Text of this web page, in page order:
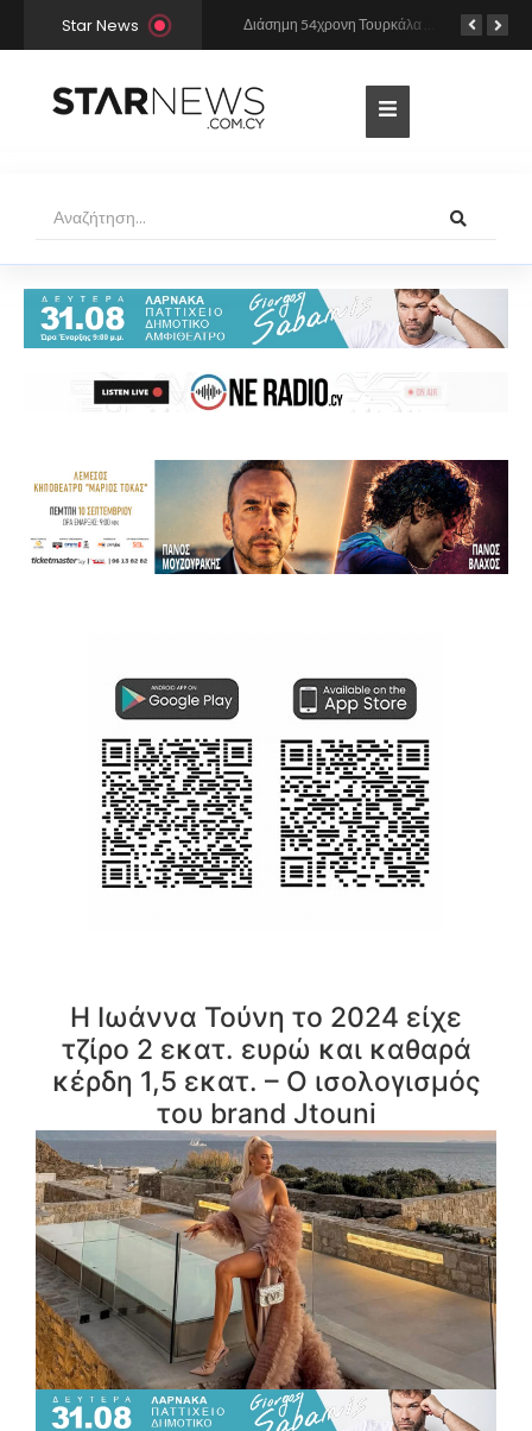
Star News Διάσημη 54χρονη Τουρκάλα ηθοποιός συνελήφθη γιατί φορούσε δονητή στον λαιμό της – «Μου αρέσει να τον έχω πάντα πρόχειρο…»
Η Ιωάννα Τούνη το 2024 είχε
τζίρο 2 εκατ. ευρώ και καθαρά
κέρδη 1,5 εκατ. – Ο ισολογισμός
του brand Jtouni